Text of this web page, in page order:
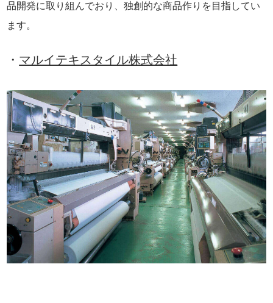
品開発に取り組んでおり、独創的な商品作りを目指してい
ます。
・ マルイテキスタイル株式会社